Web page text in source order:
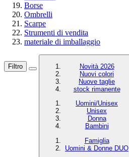
Borse
Ombrelli
Scarpe
Strumenti di vendita
materiale di imballaggio
Filtro
Novità 2026
Nuovi colori
Nuove taglie
stock rimanente
Uomini/Unisex
Unisex
Donna
Bambini
Famiglia
Uomini & Donne DUO